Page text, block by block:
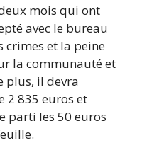
mois qui ont
avec le bureau
crimes et la peine
la communauté et
plus, il devra
2 835 euros et
parti les 50 euros